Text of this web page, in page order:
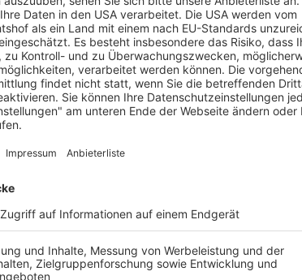
Kunst & Museen Märkte & Messen Narretei